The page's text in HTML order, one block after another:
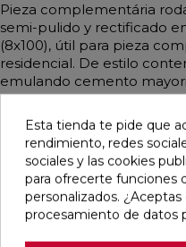
Pieza complementária
semi-pulido y rectificado
(8x100), útil para pieza
residencial. De estilo
emulando cemento
arena.
Pensamos que
Esta tienda te pide que
rendimiento, redes
sociales y las cookies
para ofrecerte funciones
personalizados.
procesamiento de datos